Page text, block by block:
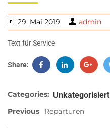
29. Mai 2019 admin
Text für Service
Share:
Categories: Unkategorisiert
Previous Reparturen